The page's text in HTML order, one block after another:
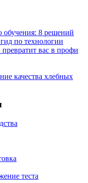
обучения: 8 решений
по технологии
вас в профи
качества хлебных
теста